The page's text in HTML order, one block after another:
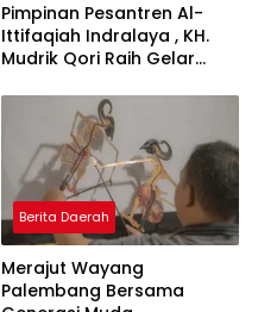
Pimpinan Pesantren Al-
Ittifaqiah Indralaya , KH.
Mudrik Qori Raih Gelar
Model Pembelajaran
Nagham Al-Qur’an di UMM
Berita Daerah
Merajut Wayang
Palembang Bersama